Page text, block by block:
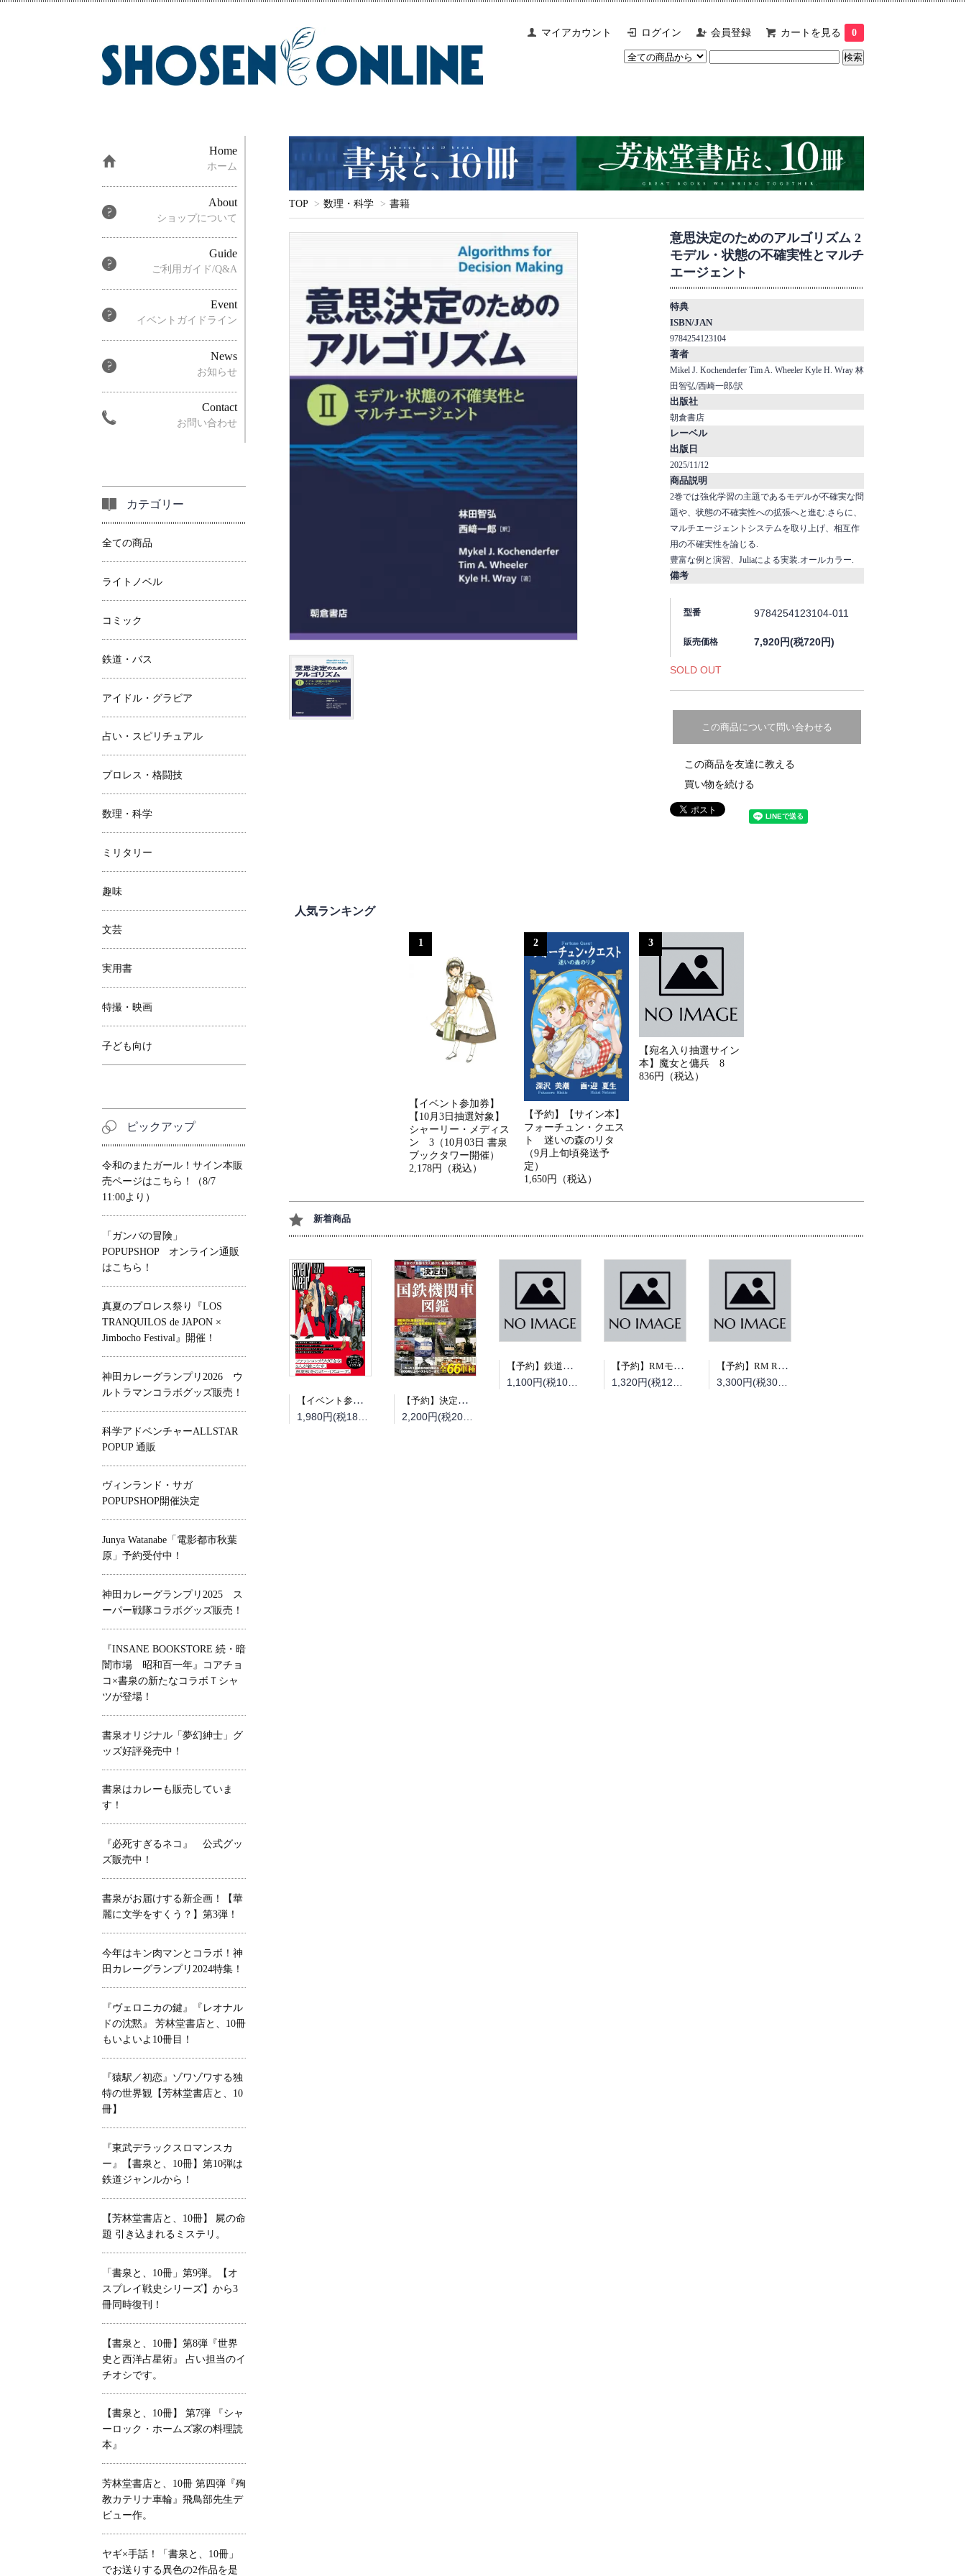
マイアカウント ログイン 会員登録 カートを見る 0
TOP > 数理・科学 > 書籍
意思決定のためのアルゴリズム 2
モデル・状態の不確実性とマルチ
エージェント
特典
ISBN/JAN
9784254123104
著者
Mikel J. Kochenderfer Tim A. Wheeler Kyle H. Wray 林
田智弘/西崎一郎/訳
出版社
朝倉書店
レーベル
出版日
2025/11/12
商品説明
2巻では強化学習の主題であるモデルが不確実な問
題や、状態の不確実性への拡張へと進む.さらに、
マルチエージェントシステムを取り上げ、相互作
用の不確実性を論じる.
豊富な例と演習、Juliaによる実装.オールカラー.
備考
型番 9784254123104-011
販売価格 7,920円(税720円)
SOLD OUT
この商品について問い合わせる
この商品を友達に教える
買い物を続ける
人気ランキング
1
【イベント参加券】
【10月3日抽選対象】
シャーリー・メディス
ン 3（10月03日 書泉
ブックタワー開催）
2,178円（税込）
2
【予約】【サイン本】
フォーチュン・クエス
ト 迷いの森のリタ
（9月上旬頃発送予
定）
1,650円（税込）
3
【宛名入り抽選サイン
本】魔女と傭兵 8
836円（税込）
新着商品
【イベント参加券】【抽選】『everywear』（翔泳社）刊行記念TSUMOI先生 サイン会（09月12日 書泉ブックタワー開催）
【予約】決定版 国鉄機関車図鑑（08/18頃発送予定）
2,200円(税200円)
【予約】鉄道模型趣味2026年9月号（08/20頃発送予定）
1,100円(税100円)
【予約】RMモデルズ 2026年10月号（08/19頃発送予定）
1,320円(税120円)
【予約】RM Re-Library 47 大榮車輌ものがたり（08/19頃発送予定）
3,300円(税300円)
Home
ホーム
About
ショップについて
Guide
ご利用ガイド/Q&A
Event
イベントガイドライン
News
お知らせ
Contact
お問い合わせ
カテゴリー
全ての商品
ライトノベル
コミック
鉄道・バス
アイドル・グラビア
占い・スピリチュアル
プロレス・格闘技
数理・科学
ミリタリー
趣味
文芸
実用書
特撮・映画
子ども向け
ピックアップ
令和のまたガール！サイン本販
売ページはこちら！（8/7
11:00より）
「ガンバの冒険」
POPUPSHOP オンライン通販
はこちら！
真夏のプロレス祭り『LOS
TRANQUILOS de JAPON ×
Jimbocho Festival』開催！
神田カレーグランプリ2026 ウ
ルトラマンコラボグッズ販売！
科学アドベンチャーALLSTAR
POPUP 通販
ヴィンランド・サガ
POPUPSHOP開催決定
Junya Watanabe「電影都市秋葉
原」予約受付中！
神田カレーグランプリ2025 ス
ーパー戦隊コラボグッズ販売！
『INSANE BOOKSTORE 続・暗
闇市場 昭和百一年』コアチョ
コ×書泉の新たなコラボＴシャ
ツが登場！
書泉オリジナル「夢幻紳士」グ
ッズ好評発売中！
書泉はカレーも販売していま
す！
『必死すぎるネコ』 公式グッ
ズ販売中！
書泉がお届けする新企画！【華
麗に文学をすくう？】第3弾！
今年はキン肉マンとコラボ！神
田カレーグランプリ2024特集！
『ヴェロニカの鍵』『レオナル
ドの沈黙』 芳林堂書店と、10冊
もいよいよ10冊目！
『猿駅／初恋』ゾワゾワする独
特の世界観【芳林堂書店と、10
冊】
『東武デラックスロマンスカ
ー』【書泉と、10冊】第10弾は
鉄道ジャンルから！
【芳林堂書店と、10冊】 屍の命
題 引き込まれるミステリ。
「書泉と、10冊」第9弾。【オ
スプレイ戦史シリーズ】から3
冊同時復刊！
【書泉と、10冊】第8弾『世界
史と西洋占星術』 占い担当のイ
チオシです。
【書泉と、10冊】 第7弾 『シャ
ーロック・ホームズ家の料理読
本』
芳林堂書店と、10冊 第四弾『殉
教カテリナ車輪』飛鳥部先生デ
ビュー作。
ヤギ×手話！「書泉と、10冊」
でお送りする異色の2作品を是